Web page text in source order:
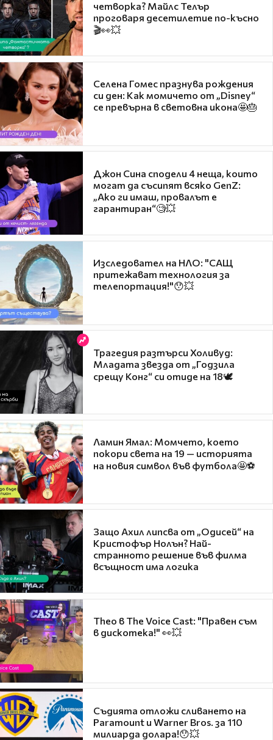
четворка? Майлс Телър
проговаря десетилетие по-късно
🎬👀💥
Селена Гомес празнува рождения
си ден: Как момичето от „Disney“
се превърна в световна икона🤩🎂
Джон Сина сподели 4 неща, които
могат да съсипят всяко GenZ:
„Ако ги имаш, провалът е
гарантиран“🧐💥
Изследовател на НЛО: "САЩ
притежават технология за
телепортация!"😯💥
Трагедия разтърси Холивуд:
Младата звезда от „Годзила
срещу Конг“ си отиде на 18🕊️
Ламин Ямал: Момчето, което
покори света на 19 — историята
на новия символ във футбола🤩⚽
Защо Ахил липсва от „Одисей“ на
Кристофър Нолън? Най-
странното решение във филма
всъщност има логика
Theo в The Voice Cast: "Правен съм
в дискотека!" 👀💥
Съдията отложи сливането на
Paramount и Warner Bros. за 110
милиарда долара!😯💥